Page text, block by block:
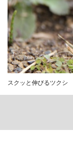
スクッと伸びるツクシ